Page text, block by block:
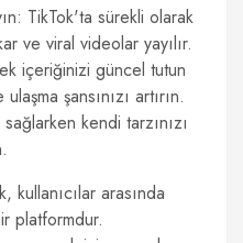
TikTok'ta sürekli olarak
ve viral videolar yayılır.
içeriğinizi güncel tutun
şansınızı artırın.
kendi tarzınızı
kullanıcılar arasında
platformdur.